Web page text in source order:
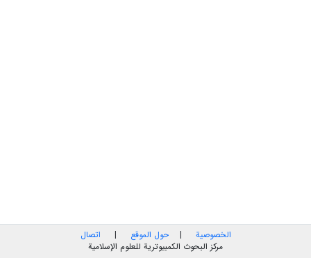
الخصوصية |حول الموقع | اتصال
مركز البحوث الكمبيوترية للعلوم الإسلامية